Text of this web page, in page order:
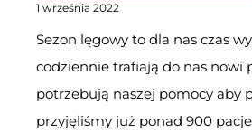
wspiera
ptaki
w
naszym
1 września 2022
Sezon lęgowy to dla nas czas
codziennie trafiają do nas nowi
potrzebują naszej pomocy aby
przyjęliśmy już ponad 900